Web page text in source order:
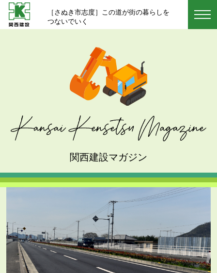
［さぬき市志度］この道が街の暮らしを
つないでいく
関西建設マガジン